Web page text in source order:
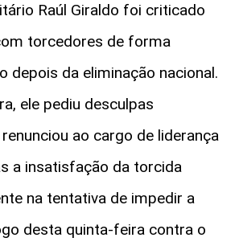
Raúl Giraldo foi criticado
torcedores de forma
depois da eliminação nacional.
ele pediu desculpas
ao cargo de liderança
a insatisfação da torcida
na tentativa de impedir a
desta quinta-feira contra o